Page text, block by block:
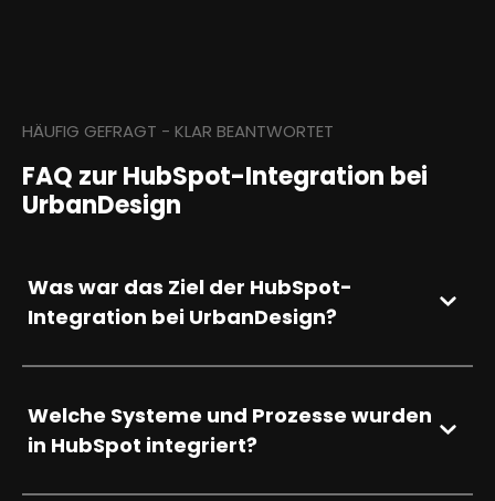
HÄUFIG GEFRAGT - KLAR BEANTWORTET
FAQ zur HubSpot-Integration bei
UrbanDesign
Was war das Ziel der HubSpot-
Integration bei UrbanDesign?
Welche Systeme und Prozesse wurden
in HubSpot integriert?